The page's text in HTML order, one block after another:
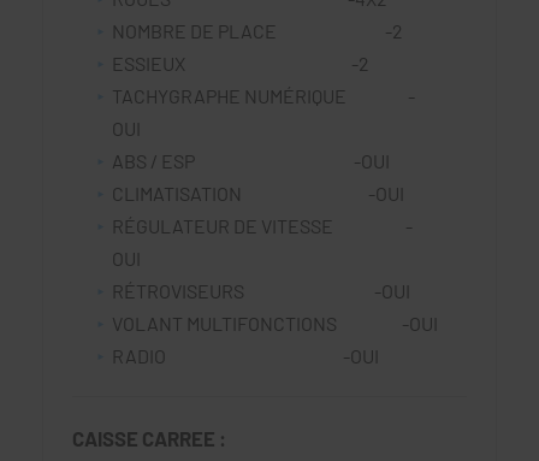
NOMBRE DE PLACE -2
ESSIEUX -2
TACHYGRAPHE NUMÉRIQUE -
OUI
ABS / ESP -OUI
CLIMATISATION -OUI
RÉGULATEUR DE VITESSE -
OUI
RÉTROVISEURS -OUI
VOLANT MULTIFONCTIONS -OUI
RADIO -OUI
CAISSE CARREE :